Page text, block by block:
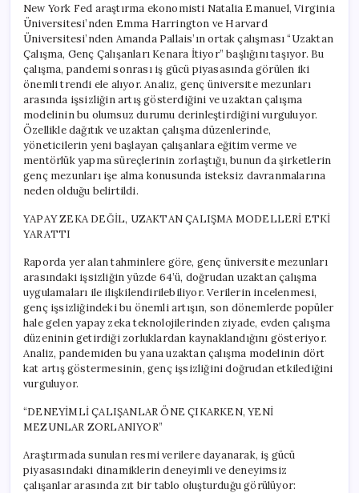
New York Fed araştırma ekonomisti Natalia Emanuel, Virginia
Üniversitesi’nden Emma Harrington ve Harvard
Üniversitesi’nden Amanda Pallais’ın ortak çalışması “Uzaktan
Çalışma, Genç Çalışanları Kenara İtiyor” başlığını taşıyor. Bu
çalışma, pandemi sonrası iş gücü piyasasında görülen iki
önemli trendi ele alıyor. Analiz, genç üniversite mezunları
arasında işsizliğin artış gösterdiğini ve uzaktan çalışma
modelinin bu olumsuz durumu derinleştirdiğini vurguluyor.
Özellikle dağıtık ve uzaktan çalışma düzenlerinde,
yöneticilerin yeni başlayan çalışanlara eğitim verme ve
mentörlük yapma süreçlerinin zorlaştığı, bunun da şirketlerin
genç mezunları işe alma konusunda isteksiz davranmalarına
neden olduğu belirtildi.
YAPAY ZEKA DEĞİL, UZAKTAN ÇALIŞMA MODELLERİ ETKİ
YARATTI
Raporda yer alan tahminlere göre, genç üniversite mezunları
arasındaki işsizliğin yüzde 64’ü, doğrudan uzaktan çalışma
uygulamaları ile ilişkilendirilebiliyor. Verilerin incelenmesi,
genç işsizliğindeki bu önemli artışın, son dönemlerde popüler
hale gelen yapay zeka teknolojilerinden ziyade, evden çalışma
düzeninin getirdiği zorluklardan kaynaklandığını gösteriyor.
Analiz, pandemiden bu yana uzaktan çalışma modelinin dört
kat artış göstermesinin, genç işsizliğini doğrudan etkilediğini
vurguluyor.
“DENEYİMLİ ÇALIŞANLAR ÖNE ÇIKARKEN, YENİ
MEZUNLAR ZORLANIYOR”
Araştırmada sunulan resmi verilere dayanarak, iş gücü
piyasasındaki dinamiklerin deneyimli ve deneyimsiz
çalışanlar arasında zıt bir tablo oluşturduğu görülüyor: